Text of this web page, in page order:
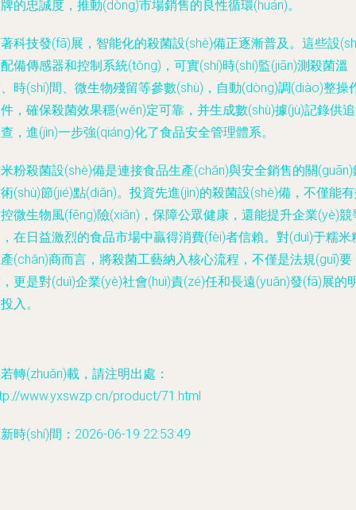
的忠誠度，推動(dòng)市場銷售的良性循環(huán)。
科技發(fā)展，智能化的殺菌設(shè)備正逐漸普及。這些設
備傳感器和控制系統(tǒng)，可實(shí)時(shí)監(jiān)測殺菌溫
時(shí)間、微生物殘留等參數(shù)，自動(dòng)調(diào)整操
，確保殺菌效果穩(wěn)定可靠，并生成數(shù)據(jù)記錄供
，進(jìn)一步強(qiáng)化了食品安全管理體系。
粉殺菌設(shè)備是連接食品生產(chǎn)與安全銷售的關(guān)
(shù)節(jié)點(diǎn)。投資先進(jìn)的殺菌設(shè)備，不僅能
微生物風(fēng)險(xiǎn)，保障公眾健康，還能提升企業(yè)競
在日益激烈的食品市場中贏得消費(fèi)者信賴。對(duì)于糯米
(chǎn)商而言，將殺菌工藝納入核心流程，不僅是法規(guī)要
更是對(duì)企業(yè)社會(huì)責(zé)任和長遠(yuǎn)發(fā)展的
入。
轉(zhuǎn)載，請注明出處：
www.yxswzp.cn/product/71.html
時(shí)間：2026-06-19 22:53:49